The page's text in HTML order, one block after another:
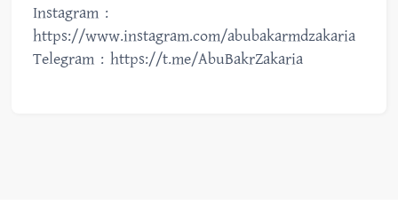
Instagram :
https://www.instagram.com/abubakarmdzakaria
Telegram : https://t.me/AbuBakrZakaria